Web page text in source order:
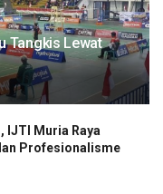
Tangkis Lewat
IJTI Muria Raya
Profesionalisme